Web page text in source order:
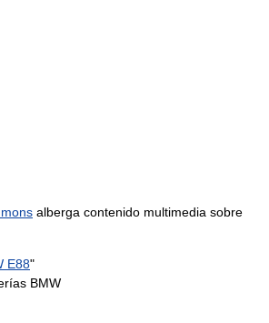
alberga contenido multimedia sobre
E88"
BMW